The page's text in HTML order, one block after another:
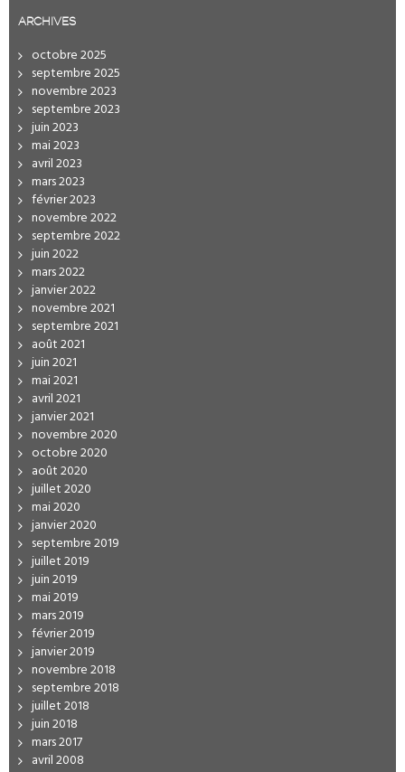
ARCHIVES
octobre 2025
septembre 2025
novembre 2023
septembre 2023
juin 2023
mai 2023
avril 2023
mars 2023
février 2023
novembre 2022
septembre 2022
juin 2022
mars 2022
janvier 2022
novembre 2021
septembre 2021
août 2021
juin 2021
mai 2021
avril 2021
janvier 2021
novembre 2020
octobre 2020
août 2020
juillet 2020
mai 2020
janvier 2020
septembre 2019
juillet 2019
juin 2019
mai 2019
mars 2019
février 2019
janvier 2019
novembre 2018
septembre 2018
juillet 2018
juin 2018
mars 2017
avril 2008